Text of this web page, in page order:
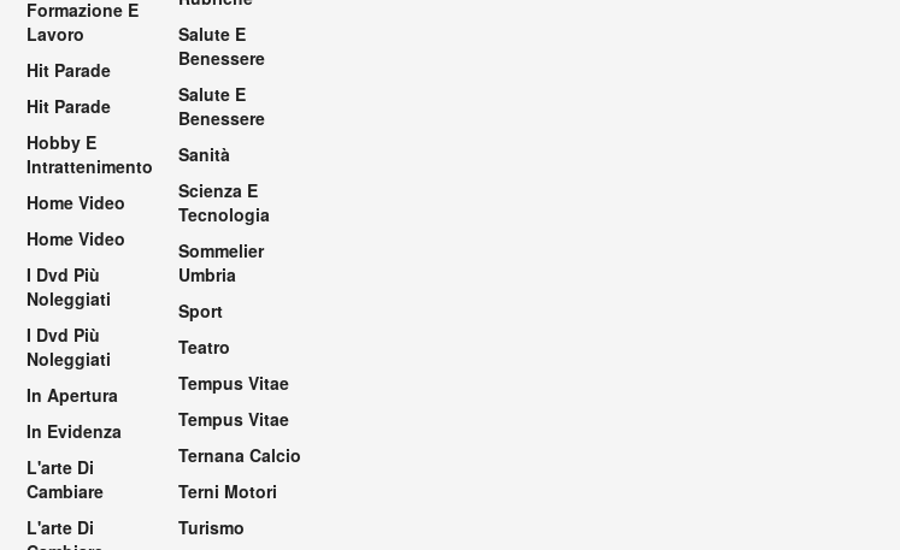
Formazione E
Lavoro
Hit Parade
Hit Parade
Hobby E
Intrattenimento
Home Video
Home Video
I Dvd Più
Noleggiati
I Dvd Più
Noleggiati
In Apertura
In Evidenza
L'arte Di
Cambiare
L'arte Di
Salute E
Benessere
Salute E
Benessere
Sanità
Scienza E
Tecnologia
Sommelier
Umbria
Sport
Teatro
Tempus Vitae
Tempus Vitae
Ternana Calcio
Terni Motori
Turismo